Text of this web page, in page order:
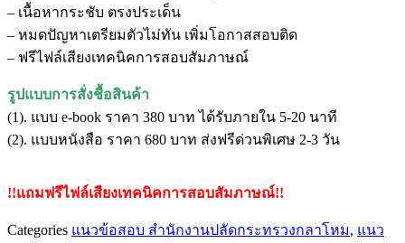
ประชาสัมพันธ์
ระดับ
4
ขนส่ง
จำกัด
ชิ้น
– เนื้อหากระชับ ตรงประเด็น
– หมดปัญหาเตรียมตัวไม่ทัน เพิ่มโอกาสสอบติด
– ฟรีไฟล์เสียงเทคนิคการสอบสัมภาษณ์
รูปแบบการสั่งชื้อสินค้า
(1). แบบ e-book ราคา 380 บาท ได้รับภายใน 5-20 นาที
(2). แบบหนังสือ ราคา 680 บาท ส่งฟรีด่วนพิเศษ 2-3 วัน
!!แถมฟรีไฟล์เสียงเทคนิคการสอบสัมภาษณ์!!
Categories แนวข้อสอบ สำนักงานปลัดกระทรวงกลาโหม, แนว